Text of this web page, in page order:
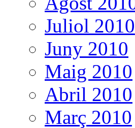
Juliol 2010
Juny 2010
Maig 2010
Abril 2010
Març 2010